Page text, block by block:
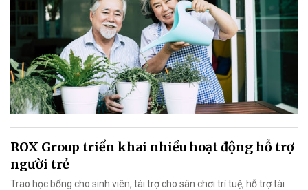
ROX Group triển khai nhiều hoạt động hỗ trợ
người trẻ
Trao học bổng cho sinh viên, tài trợ cho sân chơi trí tuệ, hỗ trợ tài